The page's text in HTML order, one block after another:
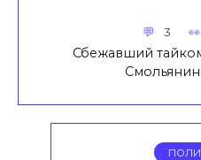
3
Сбежавший